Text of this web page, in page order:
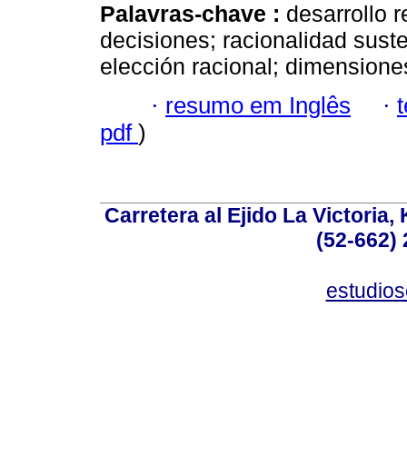
Palavras-chave : desarrollo
decisiones; racionalidad
elección racional;
· resumo em Inglês ·
pdf )
Carretera al Ejido La Victoria,
(52-662)